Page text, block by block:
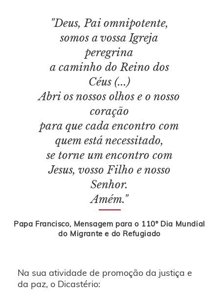
"Deus, Pai omnipotente,
somos a vossa Igreja
peregrina
a caminho do Reino dos
Céus (...)
Abri os nossos olhos e o nosso
coração
para que cada encontro com
quem está necessitado,
se torne um encontro com
Jesus, vosso Filho e nosso
Senhor.
Amém."
Papa Francisco, Mensagem para o 110º Dia Mundial
do Migrante e do Refugiado
Na sua atividade de promoção da justiça e
da paz, o Dicastério: